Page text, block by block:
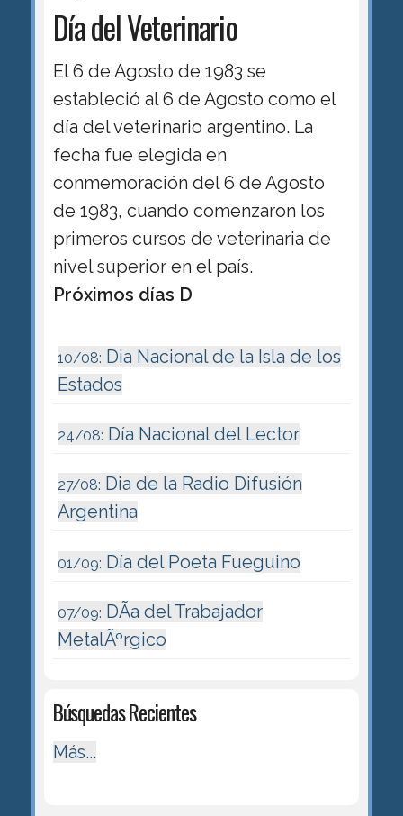
Día del Veterinario
El 6 de Agosto de 1983 se
estableció al 6 de Agosto como el
día del veterinario argentino. La
fecha fue elegida en
conmemoración del 6 de Agosto
de 1983, cuando comenzaron los
primeros cursos de veterinaria de
nivel superior en el país.
Próximos días D
10/08: Dia Nacional de la Isla de los
Estados
24/08: Día Nacional del Lector
27/08: Dia de la Radio Difusión
Argentina
01/09: Día del Poeta Fueguino
07/09: DÃ­a del Trabajador
MetalÃºrgico
Búsquedas Recientes
Más...